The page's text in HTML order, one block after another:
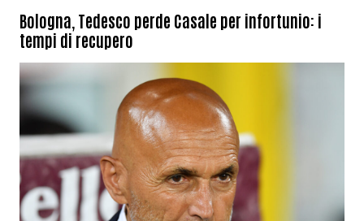
Bologna, Tedesco perde Casale per infortunio: i
tempi di recupero